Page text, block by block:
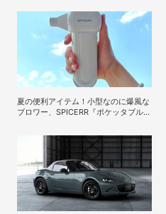
夏の便利アイテム！小型なのに爆風な
ブロワー、SPICERR『ポケッタブルジ